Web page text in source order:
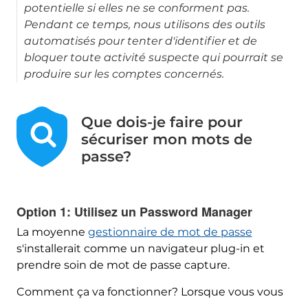
potentielle si elles ne se conforment pas.
Pendant ce temps, nous utilisons des outils
automatisés pour tenter d'identifier et de
bloquer toute activité suspecte qui pourrait se
produire sur les comptes concernés.
Que dois-je faire pour
sécuriser mon mots de
passe?
Option 1: Utilisez un Password Manager
La moyenne gestionnaire de mot de passe
s'installerait comme un navigateur plug-in et
prendre soin de mot de passe capture.
Comment ça va fonctionner? Lorsque vous vous